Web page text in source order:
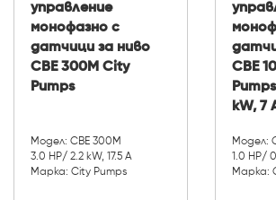
управление
монофазно с
датчици за ниво
CBE 300M City
Pumps
Модел: CBE 300M
3.0 HP/ 2.2 kW, 17.5 A
Марка: City Pumps
CBE
kW, 7
Модел:
1.0 HP/
Марка: